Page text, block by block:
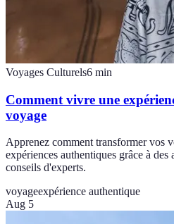
Voyages Culturels6 min
Comment vivre une
voyage
Apprenez comment transformer vos
expériences authentiques grâce à des
conseils d'experts.
voyageexpérience authentique
Aug 5